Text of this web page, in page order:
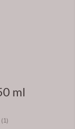
ml
(stemmer:
1)